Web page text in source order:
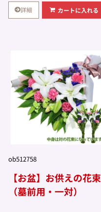
詳細 カートに入れる
ob512758
【お盆】お供えの花束
（墓前用・一対）